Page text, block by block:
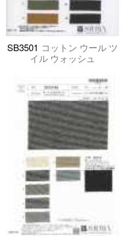
SB3501 コットン ウール ツ
イル ウォッシュ